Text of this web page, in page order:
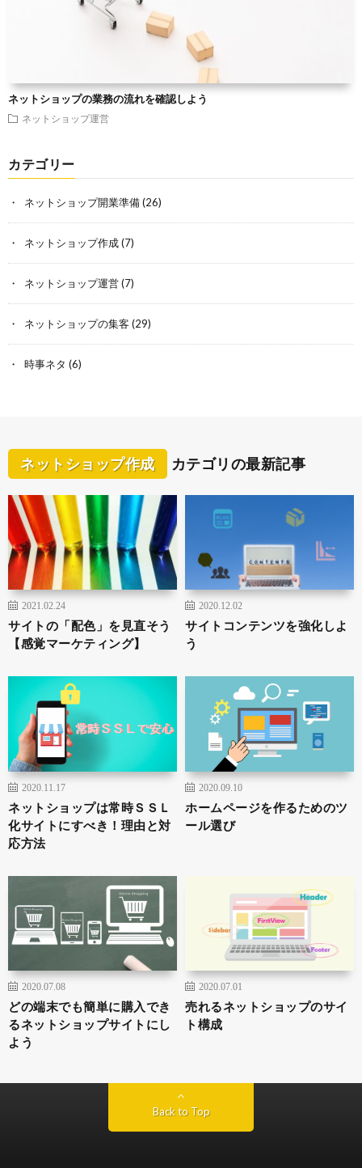
ネットショップの業務の流れを確認しよう
ネットショップ運営
カテゴリー
ネットショップ開業準備(26)
ネットショップ作成(7)
ネットショップ運営(7)
ネットショップの集客 (29)
時事ネタ (6)
ネットショップ作成 カテゴリの最新記事
2021.02.24
サイトの「配色」を見直そう
【感覚マーケティング】
2020.12.02
サイトコンテンツを強化しよ
う
2020.11.17
ネットショップは常時ＳＳＬ
化サイトにすべき！理由と対
応方法
2020.09.10
ホームページを作るためのツ
ール選び
2020.07.08
どの端末でも簡単に購入でき
るネットショップサイトにし
よう
2020.07.01
売れるネットショップのサイ
ト構成
Back to Top